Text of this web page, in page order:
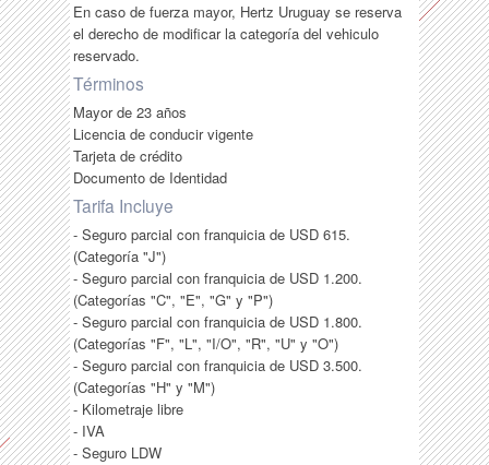
En caso de fuerza mayor, Hertz Uruguay se reserva
el derecho de modificar la categoría del vehiculo
reservado.
Términos
Mayor de 23 años
Licencia de conducir vigente
Tarjeta de crédito
Documento de Identidad
Tarifa Incluye
- Seguro parcial con franquicia de USD 615.
(Categoría "J")
- Seguro parcial con franquicia de USD 1.200.
(Categorías "C", "E", "G" y "P")
- Seguro parcial con franquicia de USD 1.800.
(Categorías "F", "L", "I/O", "R", "U" y "O")
- Seguro parcial con franquicia de USD 3.500.
(Categorías "H" y "M")
- Kilometraje libre
- IVA
- Seguro LDW